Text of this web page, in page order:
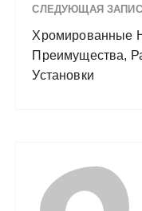
СЛЕДУЮЩАЯ
Хромированные
Преимущества,
Установки